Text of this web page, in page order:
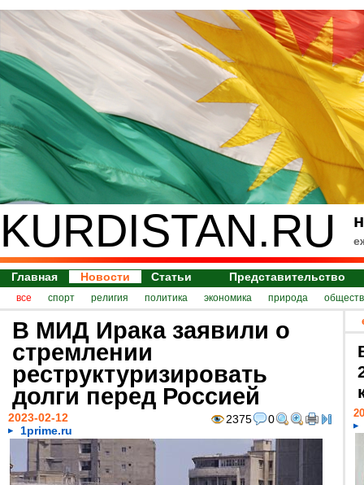
KURDISTAN.RU
Главная Новости Статьи Представительство
все спорт религия политика экономика природа
В МИД Ирака заявили о
стремлении
реструктуризировать
долги перед Россией
2375 0
2023-02-12
1prime.ru